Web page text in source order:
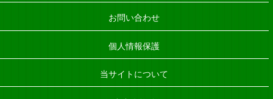
お問い合わせ
個人情報保護
当サイトについて